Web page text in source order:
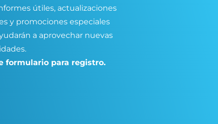
útiles, actualizaciones
y promociones especiales
a aprovechar nuevas
formulario para registro.